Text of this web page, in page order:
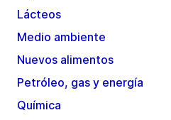
Lácteos
Medio ambiente
Nuevos alimentos
Petróleo, gas y energía
Química